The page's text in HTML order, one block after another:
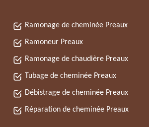
Ramonage de cheminée Preaux
Ramoneur Preaux
Ramonage de chaudière Preaux
Tubage de cheminée Preaux
Débistrage de cheminée Preaux
Réparation de cheminée Preaux